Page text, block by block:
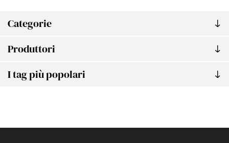
Categorie
Produttori
I tag più popolari